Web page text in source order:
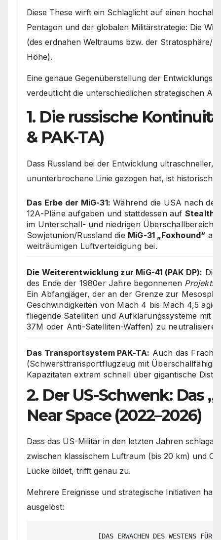
Diese These wirft ein Schlaglicht auf einen
Pentagon und der globalen Militärstrategie: Die
(des erdnahen Weltraums bzw. der Stratosphäre/
Höhe).
Eine genaue Gegenüberstellung der
verdeutlicht die unterschiedlichen strategischen
1. Die russische
& PAK-TA)
Dass Russland bei der Entwicklung ultraschneller,
ununterbrochene Linie gezogen hat, ist historisch
Das Erbe der MiG-31: Während die USA nach
12A-Pläne aufgaben und stattdessen auf Stealth-
im Unterschall- und niedrigen Überschallbereich
Sowjetunion/Russland die MiG-31 „Foxhound“
weiträumigen Luftverteidigung bei.
Die Weiterentwicklung zur MiG-41 (PAK DP): Die
des Ende der 1980er Jahre begonnenen Projekts
Ein Abfangjäger, der an der Grenze zur
Geschwindigkeiten von Mach 4 bis Mach 4,5
fliegende Satelliten und Aufklärungssysteme mit
37M oder Anti-Satelliten-Waffen) zu
Das Transportsystem PAK-TA: Auch das
(Schwersttransportflugzeug mit
Kapazitäten extrem schnell über gigantische
2. Der US-Schwenk: Das
Near Space (2022–2026)
Dass das US-Militär in den letzten Jahren
zwischen klassischem Luftraum (bis 20 km) und
Lücke bildet, trifft genau zu.
Mehrere Ereignisse und strategische Initiativen
ausgelöst: